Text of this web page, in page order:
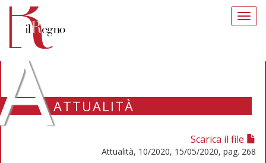
ATTUALITÀ
Scarica il file
Attualità, 10/2020, 15/05/2020, pag. 268